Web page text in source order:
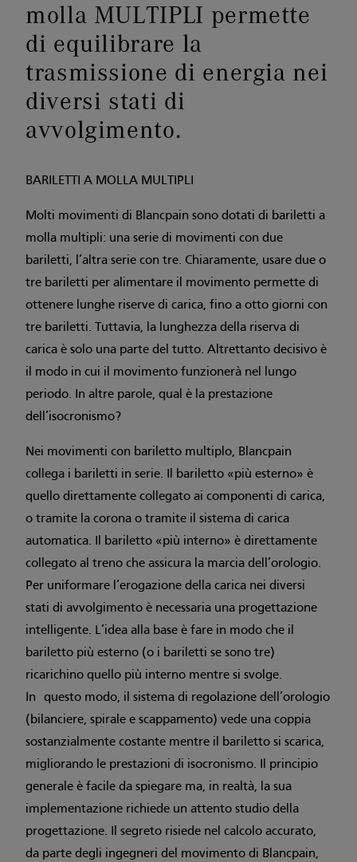
molla MULTIPLI permette
di equilibrare la
trasmissione di energia nei
diversi stati di
avvolgimento.
BARILETTI A MOLLA MULTIPLI
Molti movimenti di Blancpain sono dotati di bariletti a
molla multipli: una serie di movimenti con due
bariletti, l’altra serie con tre. Chiaramente, usare due o
tre bariletti per alimentare il movimento permette di
ottenere lunghe riserve di carica, fino a otto giorni con
tre bariletti. Tuttavia, la lunghezza della riserva di
carica è solo una parte del tutto. Altrettanto decisivo è
il modo in cui il movimento funzionerà nel lungo
periodo. In altre parole, qual è la prestazione
dell’isocronismo?
Nei movimenti con bariletto multiplo, Blancpain
collega i bariletti in serie. Il bariletto «più esterno» è
quello direttamente collegato ai componenti di carica,
o tramite la corona o tramite il sistema di carica
automatica. Il bariletto «più interno» è direttamente
collegato al treno che assicura la marcia dell’orologio.
Per uniformare l’erogazione della carica nei diversi
stati di avvolgimento è necessaria una progettazione
intelligente. L’idea alla base è fare in modo che il
bariletto più esterno (o i bariletti se sono tre)
ricarichino quello più interno mentre si svolge.
In questo modo, il sistema di regolazione dell’orologio
(bilanciere, spirale e scappamento) vede una coppia
sostanzialmente costante mentre il bariletto si scarica,
migliorando le prestazioni di isocronismo. Il principio
generale è facile da spiegare ma, in realtà, la sua
implementazione richiede un attento studio della
progettazione. Il segreto risiede nel calcolo accurato,
da parte degli ingegneri del movimento di Blancpain,